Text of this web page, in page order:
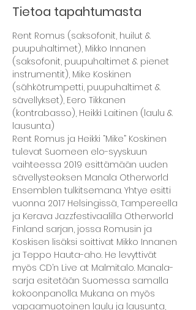
Tietoa tapahtumasta
Rent Romus (saksofonit, huilut &
puupuhaltimet), Mikko Innanen
(saksofonit, puupuhaltimet & pienet
instrumentit), Mike Koskinen
(sähkötrumpetti, puupuhaltimet &
sävellykset), Eero Tikkanen
(kontrabasso), Heikki Laitinen (laulu &
lausunta)
Rent Romus ja Heikki “Mike” Koskinen
tulevat Suomeen elo-syyskuun
vaihteessa 2019 esittämään uuden
sävellysteoksen Manala Otherworld
Ensemblen tulkitsemana. Yhtye esitti
vuonna 2017 Helsingissä, Tampereella
ja Kerava Jazzfestivaalilla Otherworld
Finland sarjan, jossa Romusin ja
Koskisen lisäksi soittivat Mikko Innanen
ja Teppo Hauta-aho. He levyttivät
myös CD’n Live at Malmitalo. Manala-
sarja esitetään Suomessa samalla
kokoonpanolla. Mukana on myös
vapaamuotoinen laulu ja lausunta,